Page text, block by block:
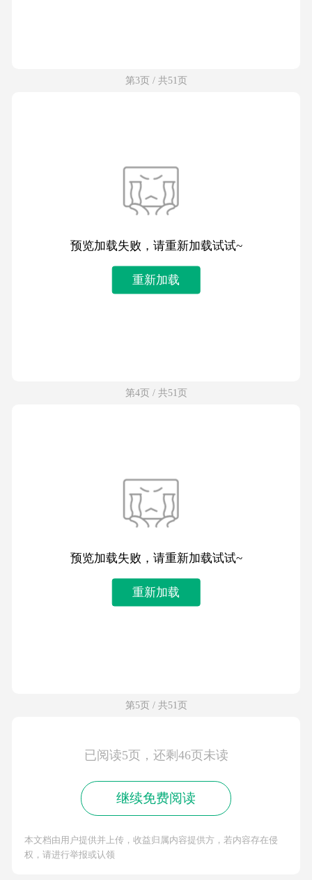
第3页 / 共51页
预览加载失败，请重新加载试试~
重新加载
第4页 / 共51页
预览加载失败，请重新加载试试~
重新加载
第5页 / 共51页
已阅读5页，还剩46页未读
继续免费阅读
本文档由用户提供并上传，收益归属内容提供方，若内容存在侵
权，请进行举报或认领